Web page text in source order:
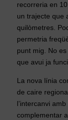
recorreria en
un trajecte que
quilòmetres.
permetria
punt mig. No
que avui ja
La nova línia
de caire
l’intercanvi
complementar